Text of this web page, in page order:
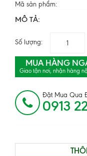
Mã sản phẩm:
MÔ TẢ:
Số lượng:
MUA HÀNG
Giao tận nơi, nhận hàng
Đặt Mua Qua
0913